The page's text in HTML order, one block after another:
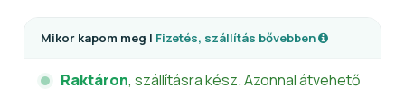
Mikor kapom meg | Fizetés, szállítás bővebben
Raktáron, szállításra kész. Azonnal átvehető